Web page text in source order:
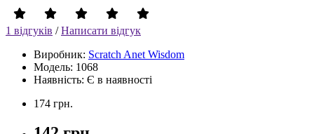
1 відгуків /Написати відгук
Виробник: Scratch Anet Wisdom
Модель: 1068
Наявність: Є в наявності
174 грн.